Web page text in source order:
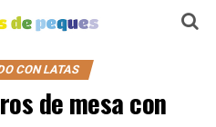
CON LATAS
de mesa con